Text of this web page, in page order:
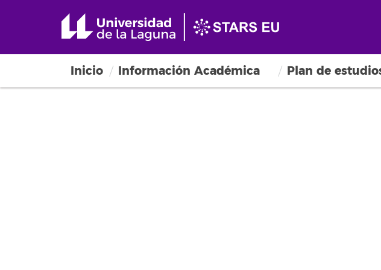
Inicio Información Académica Plan de